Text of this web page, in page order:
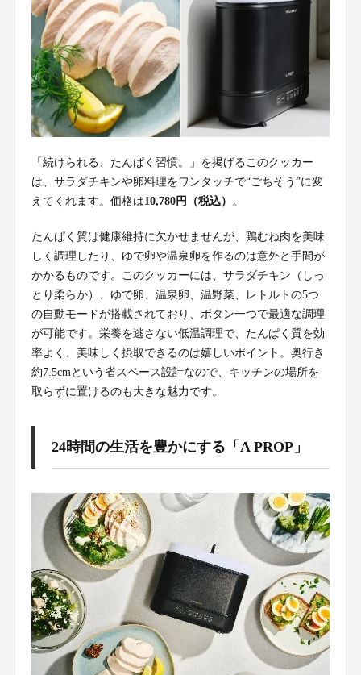
「続けられる、たんぱく習慣。」を掲げるこのクッカー
は、サラダチキンや卵料理をワンタッチで“ごちそう”に変
えてくれます。価格は10,780円（税込） 。
たんぱく質は健康維持に欠かせませんが、鶏むね肉を美味
しく調理したり、ゆで卵や温泉卵を作るのは意外と手間が
かかるものです。このクッカーには、サラダチキン（しっ
とり柔らか）、ゆで卵、温泉卵、温野菜、レトルトの5つ
の自動モードが搭載されており、ボタン一つで最適な調理
が可能です。栄養を逃さない低温調理で、たんぱく質を効
率よく、美味しく摂取できるのは嬉しいポイント。奥行き
約7.5cmという省スペース設計なので、キッチンの場所を
取らずに置けるのも大きな魅力です。
24時間の生活を豊かにする「A PROP」